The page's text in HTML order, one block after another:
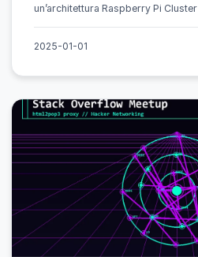
un’architettura Raspberry Pi Cluster
2025-01-01